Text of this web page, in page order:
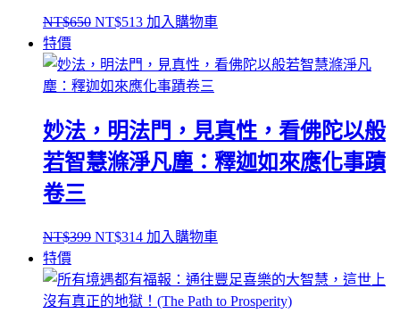
NT$650 原
價
格：
NT$513目
價
格：
加入購物車
特價
妙法，明法門，見真性，看佛陀以般
若智慧滌淨凡塵：釋迦如來應化事蹟
卷三
NT$399 原
價
格：
NT$314目
價
格：
加入購物車
特價